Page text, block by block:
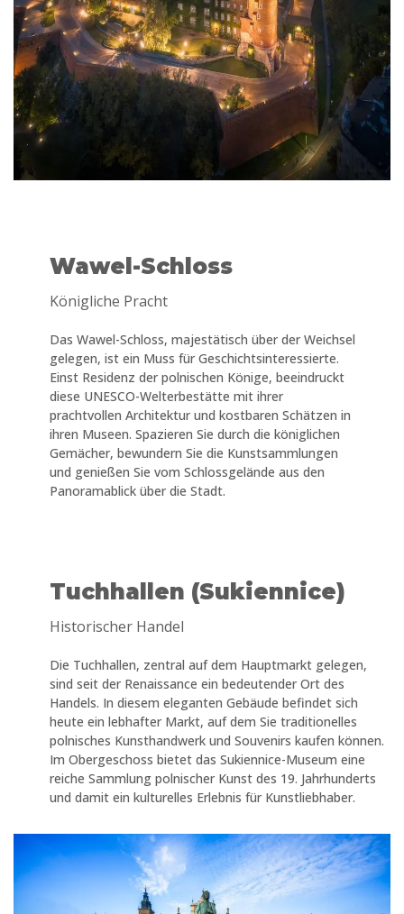
Wawel-Schloss
Königliche Pracht
Das Wawel-Schloss, majestätisch über der Weichsel
gelegen, ist ein Muss für Geschichtsinteressierte.
Einst Residenz der polnischen Könige, beeindruckt
diese UNESCO-Welterbestätte mit ihrer
prachtvollen Architektur und kostbaren Schätzen in
ihren Museen. Spazieren Sie durch die königlichen
Gemächer, bewundern Sie die Kunstsammlungen
und genießen Sie vom Schlossgelände aus den
Panoramablick über die Stadt.
Tuchhallen (Sukiennice)
Historischer Handel
Die Tuchhallen, zentral auf dem Hauptmarkt gelegen,
sind seit der Renaissance ein bedeutender Ort des
Handels. In diesem eleganten Gebäude befindet sich
heute ein lebhafter Markt, auf dem Sie traditionelles
polnisches Kunsthandwerk und Souvenirs kaufen können.
Im Obergeschoss bietet das Sukiennice-Museum eine
reiche Sammlung polnischer Kunst des 19. Jahrhunderts
und damit ein kulturelles Erlebnis für Kunstliebhaber.